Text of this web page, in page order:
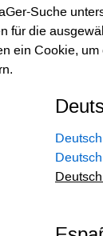
Suche
für die
ein Cookie,